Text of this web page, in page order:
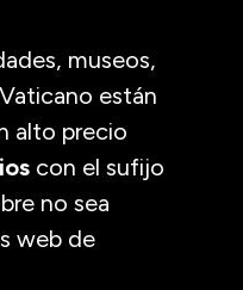
museos,
están
alto precio
con el sufijo
no sea
web de